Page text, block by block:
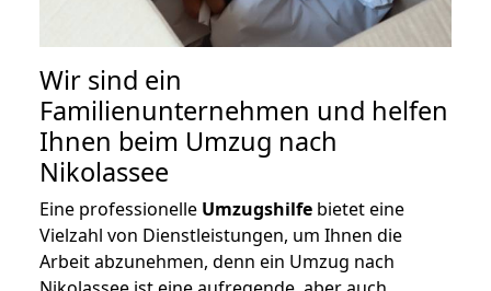
Wir sind ein
Familienunternehmen und helfen
Ihnen beim Umzug nach
Nikolassee
Eine professionelle Umzugshilfe bietet eine
Vielzahl von Dienstleistungen, um Ihnen die
Arbeit abzunehmen, denn ein Umzug nach